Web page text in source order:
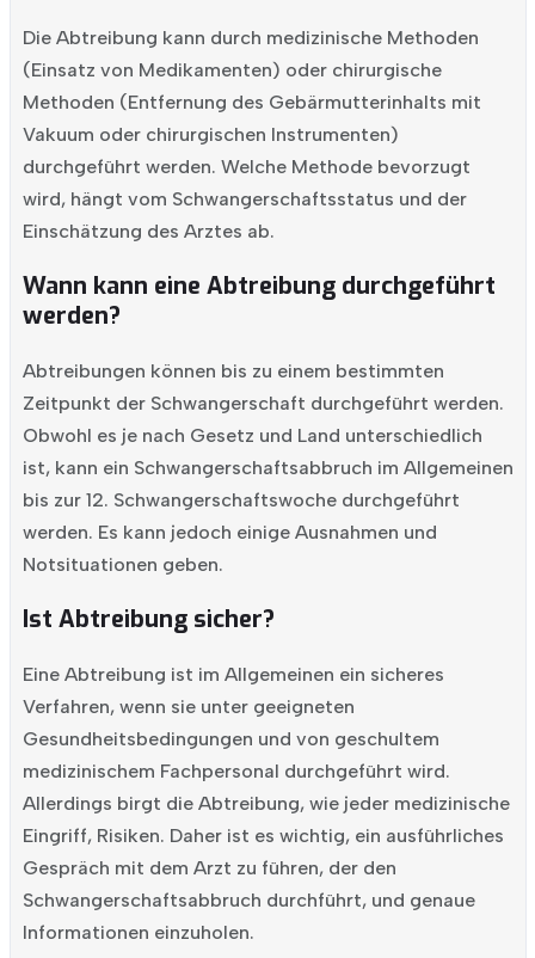
Die Abtreibung kann durch medizinische Methoden
(Einsatz von Medikamenten) oder chirurgische
Methoden (Entfernung des Gebärmutterinhalts mit
Vakuum oder chirurgischen Instrumenten)
durchgeführt werden. Welche Methode bevorzugt
wird, hängt vom Schwangerschaftsstatus und der
Einschätzung des Arztes ab.
Wann kann eine Abtreibung durchgeführt
werden?
Abtreibungen können bis zu einem bestimmten
Zeitpunkt der Schwangerschaft durchgeführt werden.
Obwohl es je nach Gesetz und Land unterschiedlich
ist, kann ein Schwangerschaftsabbruch im Allgemeinen
bis zur 12. Schwangerschaftswoche durchgeführt
werden. Es kann jedoch einige Ausnahmen und
Notsituationen geben.
Ist Abtreibung sicher?
Eine Abtreibung ist im Allgemeinen ein sicheres
Verfahren, wenn sie unter geeigneten
Gesundheitsbedingungen und von geschultem
medizinischem Fachpersonal durchgeführt wird.
Allerdings birgt die Abtreibung, wie jeder medizinische
Eingriff, Risiken. Daher ist es wichtig, ein ausführliches
Gespräch mit dem Arzt zu führen, der den
Schwangerschaftsabbruch durchführt, und genaue
Informationen einzuholen.